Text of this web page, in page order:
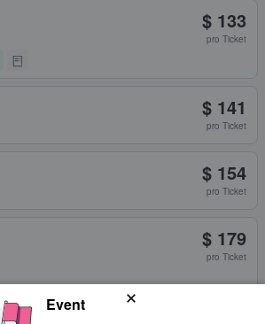
$ 133
pro Ticket
$ 141
pro Ticket
$ 154
pro Ticket
$ 179
pro Ticket
Event